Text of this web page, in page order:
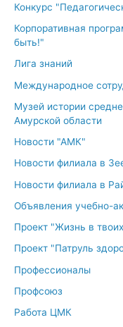
Конкурс
Корпоративная
быть!"
Лига знаний
Международное
Музей истории
Амурской области
Новости "АМК"
Новости филиала в
Новости филиала в
Объявления учебно-
Проект "Жизнь в
Проект "Патруль
Профессионалы
Профсоюз
Работа ЦМК